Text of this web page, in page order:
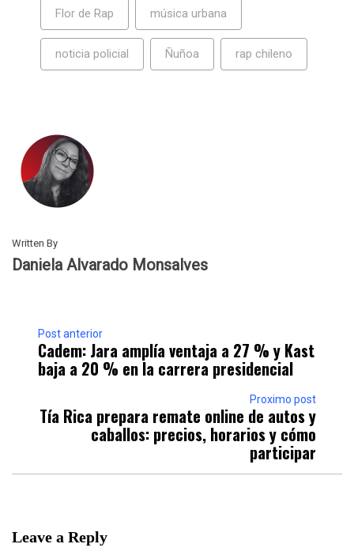
Flor de Rap música urbana
noticia policial Ñuñoa rap chileno
Written By
Daniela Alvarado Monsalves
Post anterior
Cadem: Jara amplía ventaja a 27 % y Kast
baja a 20 % en la carrera presidencial
Proximo post
Tía Rica prepara remate online de autos y
caballos: precios, horarios y cómo
participar
Leave a Reply